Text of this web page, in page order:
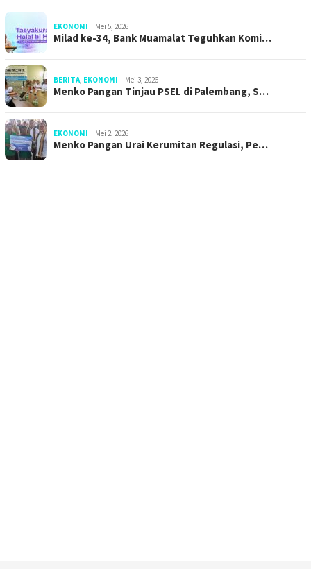
EKONOMI Mei 5, 2026
Milad ke-34, Bank Muamalat Teguhkan Komi…
BERITA EKONOMI Mei 3, 2026
Menko Pangan Tinjau PSEL di Palembang, S…
EKONOMI Mei 2, 2026
Menko Pangan Urai Kerumitan Regulasi, Pe…